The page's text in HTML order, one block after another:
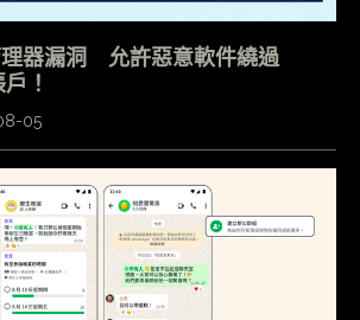
器漏洞 允許惡意軟件繞過
！
05